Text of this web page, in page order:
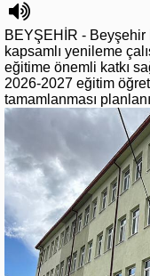
BEYŞEHİR - Beyşehir
kapsamlı yenileme
eğitime önemli katkı
2026-2027 eğitim
tamamlanması